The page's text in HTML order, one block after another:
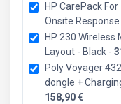
HP CarePack
Onsite Response
HP 230 Wireless
Layout - Black -
Poly Voyager
dongle +
158,90 €